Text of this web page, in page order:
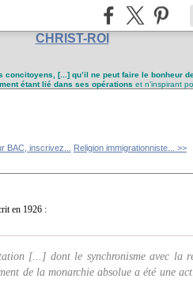
CHRIST-ROI
[...] qu’il ne peut faire le bonheur
étant lié dans ses opérations et n’inspirant
BAC, inscrivez... Religion immigrationniste... >>
en 1926 :
[...] dont le synchronisme avec la
de la monarchie absolue a été une